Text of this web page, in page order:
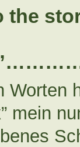
the
Worten
mein